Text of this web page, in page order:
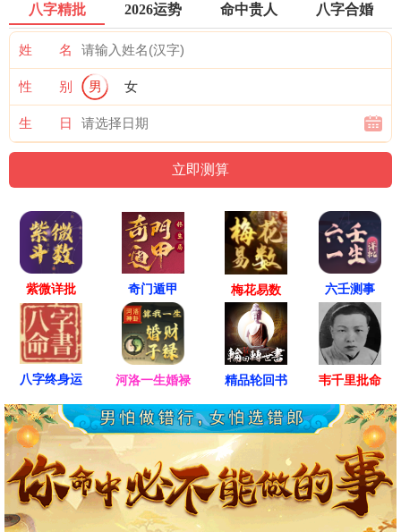
八字精批 2026运势 命中贵人 八字合婚
姓 名
性 别 男 女
生 日
紫微详批 奇门遁甲 梅花易数 六壬测事
八字终身运 河洛一生婚禄 精品轮回书 韦千里批命